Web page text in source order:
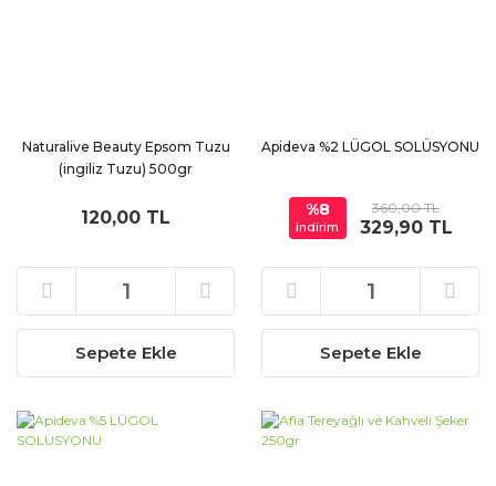
Naturalive Beauty Epsom Tuzu
(ingiliz Tuzu) 500gr
120,00 TL
Sepete Ekle
Apideva %2 LÜGOL SOLÜSYONU
%8
indirim
360,00 TL
329,90 TL
Sepete Ekle